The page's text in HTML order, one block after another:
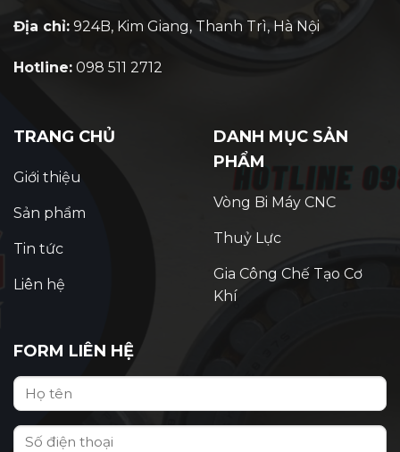
Địa chỉ: 924B, Kim Giang, Thanh Trì, Hà Nội
Hotline: 098 511 2712
TRANG CHỦ
Giới thiệu
Sản phẩm
Tin tức
Liên hệ
DANH MỤC SẢN
PHẨM
Vòng Bi Máy CNC
Thuỷ Lực
Gia Công Chế Tạo Cơ
Khí
FORM LIÊN HỆ